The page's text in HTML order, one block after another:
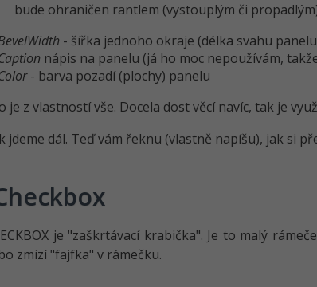
bude ohraničen rantlem (vystouplým či
- šířka jednoho okraje (délka svahu
nápis na panelu (já ho moc nepoužívám,
- barva pozadí (plochy) panelu
je z vlastností vše. Docela dost věcí navíc, tak je
jdeme dál. Teď vám řeknu (vlastně napíšu), jak si
je "zaškrtávací krabička". Je to malý
zmizí "fajfka" v rámečku.